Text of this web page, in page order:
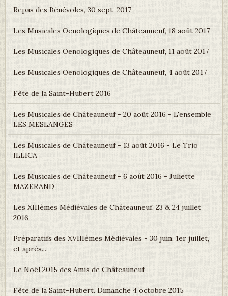
Repas des Bénévoles, 30 sept-2017
Les Musicales Oenologiques de Châteauneuf, 18 août 2017
Les Musicales Oenologiques de Châteauneuf, 11 août 2017
Les Musicales Oenologiques de Châteauneuf, 4 août 2017
Fête de la Saint-Hubert 2016
Les Musicales de Châteauneuf - 20 août 2016 - L'ensemble
LES MESLANGES
Les Musicales de Châteauneuf - 13 août 2016 - Le Trio
ILLICA
Les Musicales de Châteauneuf - 6 août 2016 - Juliette
MAZERAND
Les XIIIèmes Médiévales de Châteauneuf, 23 & 24 juillet
2016
Préparatifs des XVIIIèmes Médiévales - 30 juin, 1er juillet,
et après...
Le Noël 2015 des Amis de Châteauneuf
Fête de la Saint-Hubert. Dimanche 4 octobre 2015